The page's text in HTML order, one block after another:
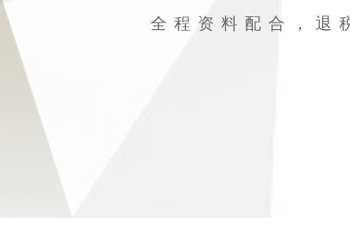
全程资料配合，退